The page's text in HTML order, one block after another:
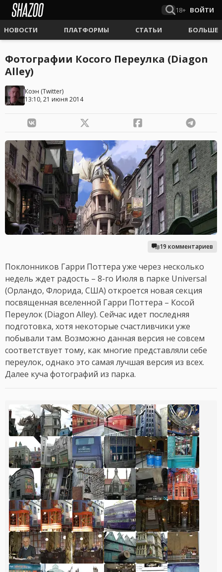
18+ ВОЙТИ
НОВОСТИ ПЛАТФОРМЫ СТАТЬИ БОЛЬШЕ
Фотографии Косого Переулка (Diagon
Alley)
Коэн (Twitter)
13:10, 21 июня 2014
19 комментариев
Поклонников Гарри Поттера уже через несколько
недель ждет радость – 8-го Июля в парке Universal
(Орландо, Флорида, США) откроется новая секция
посвященная вселенной Гарри Поттера – Косой
Переулок (Diagon Alley). Сейчас идет последняя
подготовка, хотя некоторые счастливчики уже
побывали там. Возможно данная версия не совсем
соответствует тому, как многие представляли себе
переулок, однако это самая лучшая версия из всех.
Далее куча фотографий из парка.